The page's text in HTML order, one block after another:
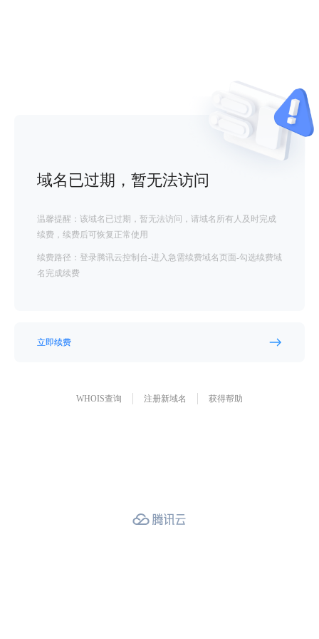
域名已过期，暂无法访问
温馨提醒：该域名已过期，暂无法访问，请域名所有人及时完成
续费，续费后可恢复正常使用
续费路径：登录腾讯云控制台-进入急需续费域名页面-勾选续费域
名完成续费
立即续费
WHOIS查询 注册新域名 获得帮助